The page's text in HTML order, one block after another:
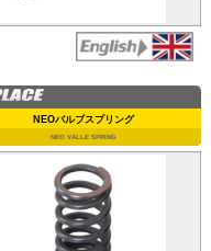
NEOバルブスプリング
NEO VALLE SPRING